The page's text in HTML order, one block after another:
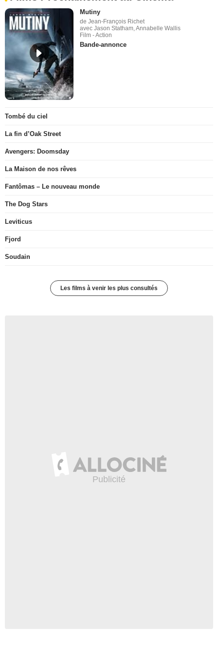
Mutiny
de Jean-François Richet
avec Jason Statham, Annabelle Wallis
Film - Action
Bande-annonce
Tombé du ciel
La fin d’Oak Street
Avengers: Doomsday
La Maison de nos rêves
Fantômas – Le nouveau monde
The Dog Stars
Leviticus
Fjord
Soudain
Les films à venir les plus consultés